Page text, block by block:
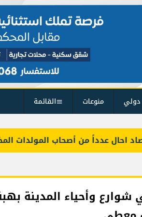
منوعات القائمة
من أصحاب المولدات المخالفين إلى
وأحياء المدينة